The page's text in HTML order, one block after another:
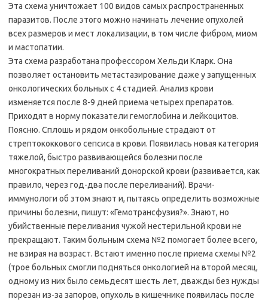
Эта схема уничтожает 100 видов самых распространенных
паразитов. После этого можно начинать лечение опухолей
всех размеров и мест локализации, в том числе фибром, миом
и мастопатии.
Эта схема разработана профессором Хельди Кларк. Она
позволяет остановить метастазирование даже у запущенных
онкологических больных с 4 стадией. Анализ крови
изменяется после 8-9 дней приема четырех препаратов.
Приходят в норму показатели гемоглобина и лейкоцитов.
Поясню. Сплошь и рядом онкобольные страдают от
стрептококкового сепсиса в крови. Появилась новая категория
тяжелой, быстро развивающейся болезни после
многократных переливаний донорской крови (развивается, как
правило, через год-два после переливаний). Врачи-
иммунологи об этом знают и, пытаясь определить возможные
причины болезни, пишут: «Гемотрансфузия?». Знают, но
убийственные переливания чужой нестерильной крови не
прекращают. Таким больным схема №2 помогает более всего,
не взирая на возраст. Встают именно после приема схемы №2
(трое больных смогли подняться онкологией на второй месяц,
одному из них было семьдесят шесть лет, дважды без нужды
порезан из-за запоров, опухоль в кишечнике появилась после